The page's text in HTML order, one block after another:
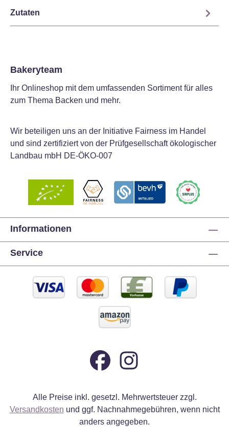
Zutaten
Bakeryteam
Ihr Onlineshop mit dem umfassenden Sortiment für alles
zum Thema Backen und mehr.
Wir beteiligen uns an der Initiative Fairness im Handel
und sind zertifiziert von der Prüfgesellschaft ökologischer
Landbau mbH DE-ÖKO-007
Informationen
Service
Alle Preise inkl. gesetzl. Mehrwertsteuer zzgl.
Versandkosten und ggf. Nachnahmegebühren, wenn nicht
anders angegeben.